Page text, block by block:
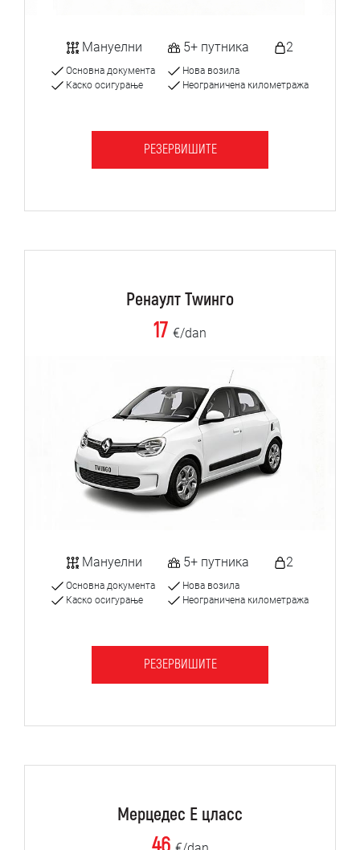
Мануелни 5+ путника 2
Основна документа
Каско осигурање
Нова возила
Неограничена километража
РЕЗЕРВИШИТЕ
Ренаулт Тwинго
17 €/dan
Мануелни 5+ путника 2
Основна документа
Каско осигурање
Нова возила
Неограничена километража
РЕЗЕРВИШИТЕ
Мерцедес Е цласс